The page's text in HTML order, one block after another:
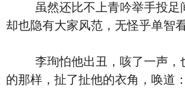
虽然还比不上青吟举手投足
却也隐有大家风范，无怪乎单智看
李珣怕他出丑，咳了一声，
的那样，扯了扯他的衣角，唤道